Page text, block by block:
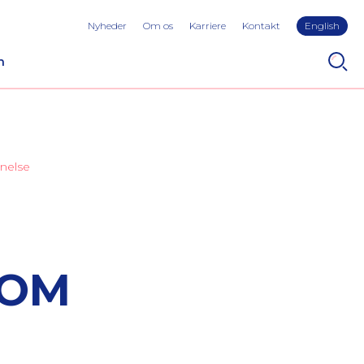
Nyheder Om os Karriere Kontakt English